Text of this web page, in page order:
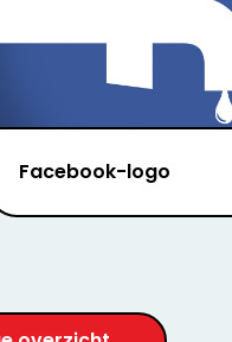
Facebook-logo